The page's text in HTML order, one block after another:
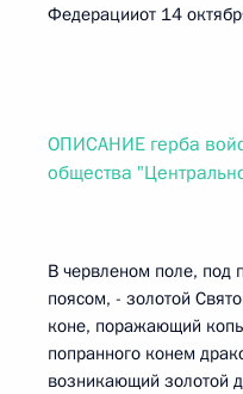
Федерацииот 14
ОПИСАНИЕ герба
общества
В червленом поле,
поясом, - золотой
коне, поражающий
попранного конем
возникающий золотой